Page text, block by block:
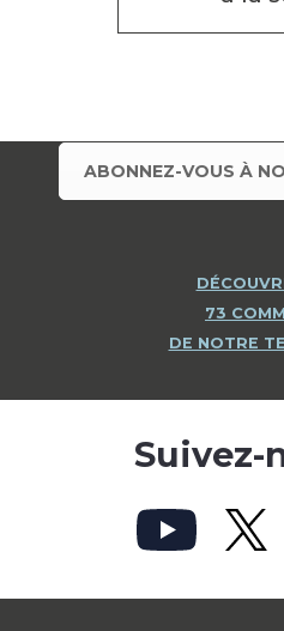
ABONNEZ-VOUS À
73
DE NOTRE
Suivez-